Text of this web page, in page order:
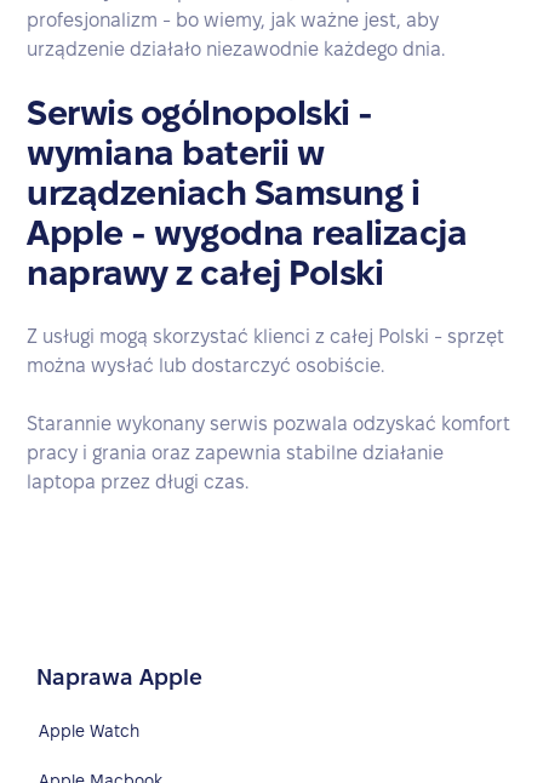
profesjonalizm - bo wiemy, jak ważne jest, aby
urządzenie działało niezawodnie każdego dnia.
Serwis ogólnopolski -
wymiana baterii w
urządzeniach Samsung i
Apple - wygodna realizacja
naprawy z całej Polski
Z usługi mogą skorzystać klienci z całej Polski - sprzęt
można wysłać lub dostarczyć osobiście.
Starannie wykonany serwis pozwala odzyskać komfort
pracy i grania oraz zapewnia stabilne działanie
laptopa przez długi czas.
Naprawa Apple
Apple Watch